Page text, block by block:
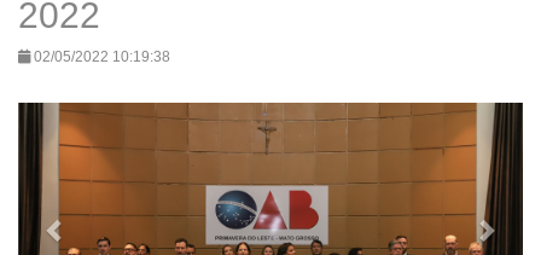
2022
02/05/2022 10:19:38
Previous Next